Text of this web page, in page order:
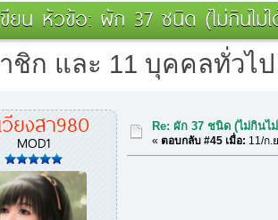
ยน หัวข้อ: ผัก 37 ชนิด (ไม่กินไ
ชิก และ 11 บุคคลทั่วไ
วียงสา980
MOD1
Re: ผัก 37 ชนิด (ไม่กินไ
«ตอบกลับ #45 เมื่อ: 11/ก.